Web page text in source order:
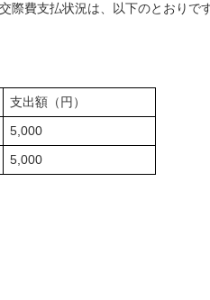
費支払状況は、以下のとおりです
支出額（円）
5,000
5,000